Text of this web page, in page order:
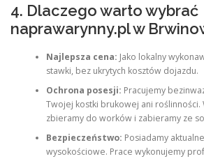
4. Dlaczego warto wybrać
naprawarynny.pl w
Najlepsza cena: Jako lokalny
stawki, bez ukrytych kosztów dojazdu.
Ochrona posesji: Pracujemy
Twojej kostki brukowej ani roślinności.
zbieramy do worków i zabieramy ze
Bezpieczeństwo: Posiadamy
wysokościowe. Prace wykonujemy